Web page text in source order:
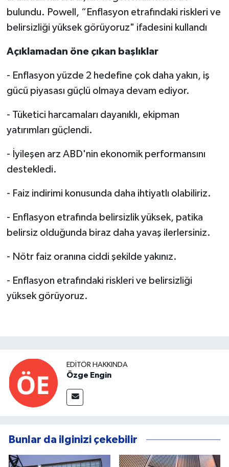
bulundu. Powell, “Enflasyon etrafındaki riskleri ve
belirsizliği yüksek görüyoruz" ifadesini kullandı
Açıklamadan öne çıkan başlıklar
- Enflasyon yüzde 2 hedefine çok daha yakın, iş
gücü piyasası güçlü olmaya devam ediyor.
- Tüketici harcamaları dayanıklı, ekipman
yatırımları güçlendi.
- İyileşen arz ABD'nin ekonomik performansını
destekledi.
- Faiz indirimi konusunda daha ihtiyatlı olabiliriz.
- Enflasyon etrafında belirsizlik yüksek, patika
belirsiz olduğunda biraz daha yavaş ilerlersiniz.
- Nötr faiz oranına ciddi şekilde yakınız.
- Enflasyon etrafındaki riskleri ve belirsizliği
yüksek görüyoruz.
EDITÖR HAKKINDA
Özge Engin
Bunlar da ilginizi çekebilir